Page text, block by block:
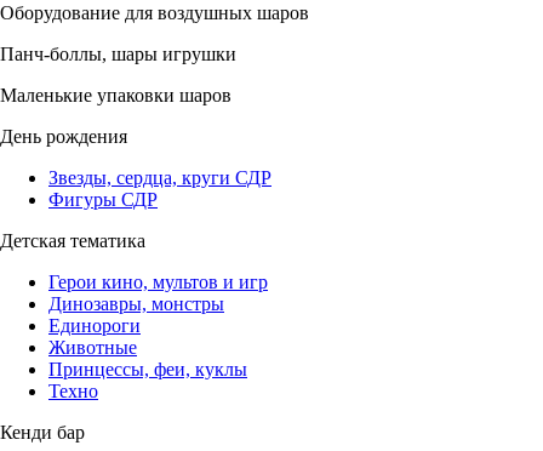
Оборудование для воздушных шаров
Панч-боллы, шары игрушки
Маленькие упаковки шаров
День рождения
Звезды, сердца, круги СДР
Фигуры СДР
Детская тематика
Герои кино, мультов и игр
Динозавры, монстры
Единороги
Животные
Принцессы, феи, куклы
Техно
Кенди бар